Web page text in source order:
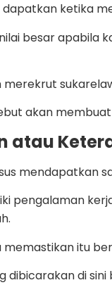
ketika
besar apabila
akan
atau
mendapatkan
pengalaman
itu
di sini